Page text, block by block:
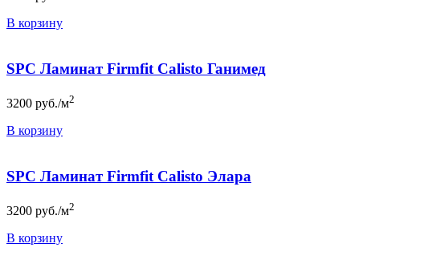
В корзину
SPC Ламинат Firmfit Calisto Ганимед
3200 руб./м2
В корзину
SPC Ламинат Firmfit Calisto Элара
3200 руб./м2
В корзину